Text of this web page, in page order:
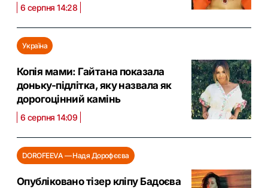
6 серпня 14:28
Україна
Копія мами: Гайтана показала
доньку-підлітка, яку назвала як
дорогоцінний камінь
6 серпня 14:09
DOROFEEVA — Надя Дорофєєва
Опубліковано тізер кліпу Бадоєва